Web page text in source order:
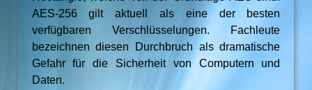
AES-256 gilt aktuell als eine der besten
verfügbaren Verschlüsselungen. Fachleute
bezeichnen diesen Durchbruch als dramatische
Gefahr für die Sicherheit von Computern und
Daten.